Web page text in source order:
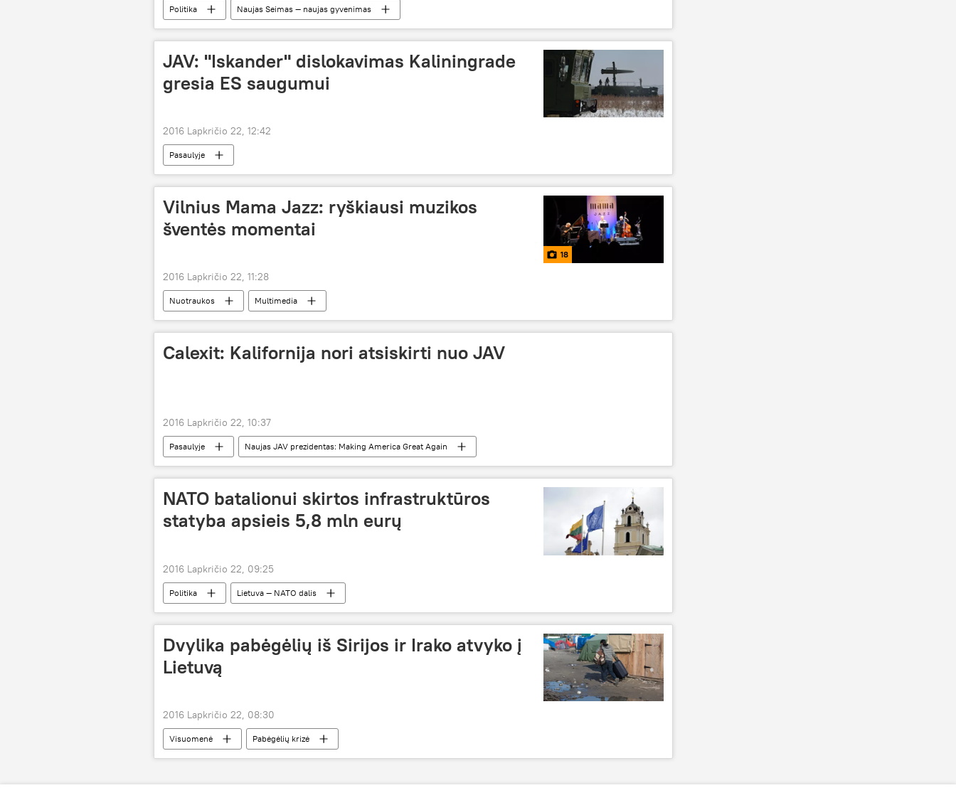
Politika Naujas Seimas — naujas gyvenimas
JAV: "Iskander" dislokavimas Kaliningrade
gresia ES saugumui
2016 Lapkričio 22, 12:42
Pasaulyje
Vilnius Mama Jazz: ryškiausi muzikos
šventės momentai
18
2016 Lapkričio 22, 11:28
Nuotraukos Multimedia
Calexit: Kalifornija nori atsiskirti nuo JAV
2016 Lapkričio 22, 10:37
Pasaulyje Naujas JAV prezidentas: Making America Great Again
NATO batalionui skirtos infrastruktūros
statyba apsieis 5,8 mln eurų
2016 Lapkričio 22, 09:25
Politika Lietuva — NATO dalis
Dvylika pabėgėlių iš Sirijos ir Irako atvyko į
Lietuvą
2016 Lapkričio 22, 08:30
Visuomenė Pabėgėlių krizė